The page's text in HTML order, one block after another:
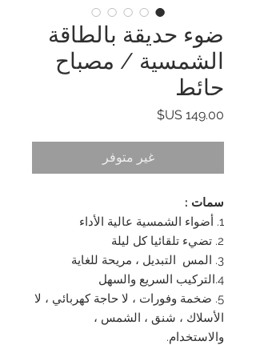
ضوء حديقة بالطاقة
الشمسية / مصباح
حائط
السعر
غير متوفر
سمات :
1. أضواء الشمسية عالية الأداء
2. تضيء تلقائيا كل ليلة
3. المس التبديل ، مريحة للغاية
4.التركيب السريع والسهل
5. ضخمة وفورات ، لا حاجة كهربائي ، لا
الأسلاك ، شنق ، الشمس ،
والاستخدام.